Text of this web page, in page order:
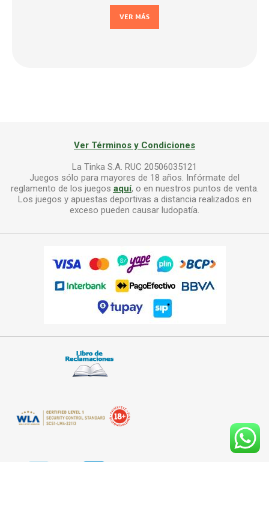
VER MÁS
Ver Términos y Condiciones
La Tinka S.A. RUC 20506035121
Juegos sólo para mayores de 18 años. Infórmate del
reglamento de los juegos aquí, o en nuestros puntos de venta.
Los juegos y apuestas deportivas a distancia realizados en
exceso pueden causar ludopatía.